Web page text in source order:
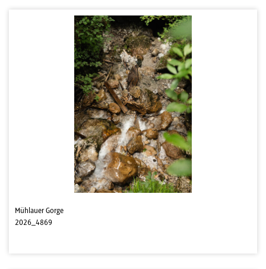
Mühlauer Gorge
2026_4869